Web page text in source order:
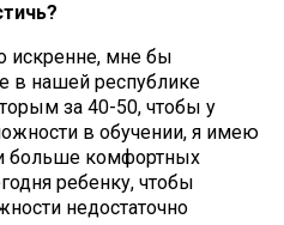
искренне, мне бы
в нашей республике
за 40-50, чтобы у
в обучении, я имею
больше комфортных
ребенку, чтобы
недостаточно